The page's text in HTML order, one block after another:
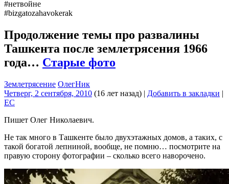
#нетвойне
#bizgatozahavokerak
Продолжение темы про развалины
Ташкента после землетрясения 1966
года… Старые фото
Землетрясение ОлегНик
Четверг, 2 сентября, 2010 (16 лет назад) | Добавить в закладки |
EC
Пишет Олег Николаевич.
Не так много в Ташкенте было двухэтажных домов, а таких, с
такой богатой лепниной, вообще, не помню… посмотрите на
правую сторону фотографии – сколько всего наворочено.